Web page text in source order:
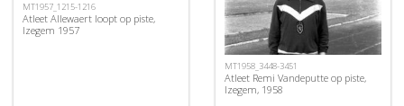
MT1957_1215-1216
Atleet Allewaert loopt op piste,
Izegem 1957
MT1958_3448-3451
Atleet Remi Vandeputte op piste,
Izegem, 1958